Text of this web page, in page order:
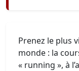
Prenez le plus
monde : la
« running », à